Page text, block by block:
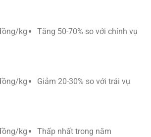
kg Tăng 50-70% so với chính vụ
kg Giảm 20-30% so với trái vụ
kg Thấp nhất trong năm